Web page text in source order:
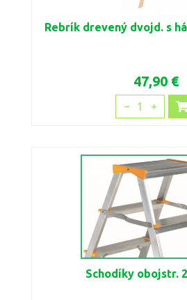
Rebrík drevený dvojd. s
47,90 €
1
Schodíky obojstr.